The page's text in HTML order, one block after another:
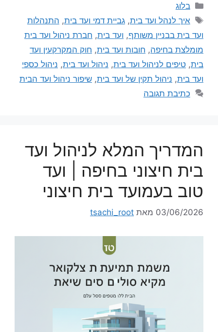
בלוג
איך לנהל ועד בית,גביית דמי ועד בית, התנהלות
ועד בית בבניין משותף, ועד בית, חברת ניהול ועד בית
מומלצת בחיפה, חובות ועד בית, חוק המקרקעין ועד
בית, טיפים לניהול ועד בית, ניהול ועד בית, ניהול כספי
ועד בית, ניהול תקין של ועד בית, שיפור ניהול ועד הבית
כתיבת תגובה
המדריך המלא לניהול ועד
בית חיצוני בחיפה | ועד
טוב בעמועד בית חיצוני
03/06/2026 מאת tsachi_root